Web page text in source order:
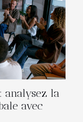
analysez la
avec